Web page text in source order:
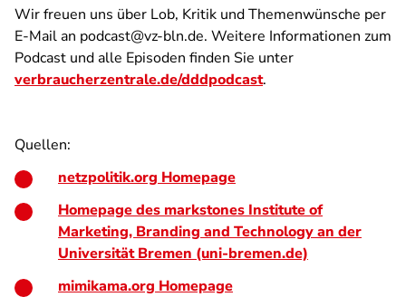
Wir freuen uns über Lob, Kritik und Themenwünsche per
E-Mail an podcast@vz-bln.de. Weitere Informationen zum
Podcast und alle Episoden finden Sie unter
verbraucherzentrale.de/dddpodcast.
Quellen:
netzpolitik.org Homepage
Homepage des markstones Institute of
Marketing, Branding and Technology an der
Universität Bremen (uni-bremen.de)
mimikama.org Homepage